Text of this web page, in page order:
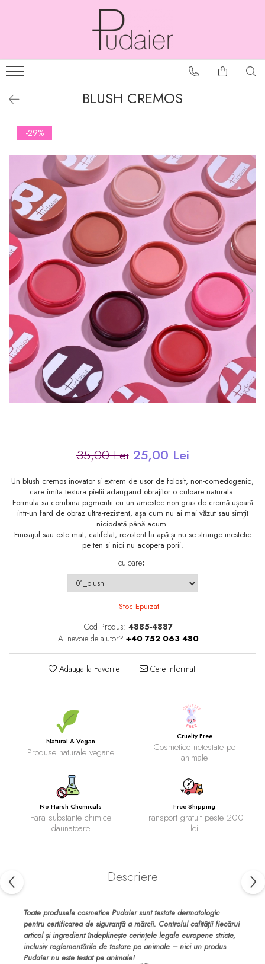
BLUSH CREMOS
-29%
35,00 Lei 25,00 Lei
Un blush cremos inovator si extrem de usor de folosit, non-comedogenic,
care imita textura pielii adaugand obrajilor o culoare naturala.
Formula sa combina pigmentii cu un amestec non-gras de cremă ușoară
intr-un fard de obraz ultra-rezistent, așa cum nu ai mai văzut sau simțit
niciodată până acum.
Finisajul sau este mat, catifelat, rezistent la apă și nu se strange inestetic
pe ten si nici nu acopera porii.
culoare:
Stoc Epuizat
Cod Produs: 4885-4887
Ai nevoie de ajutor? +40 752 063 480
Adauga la Favorite Cere informatii
Natural & Vegan
Produse naturale vegane
Cruelty Free
Cosmetice netestate pe
animale
No Harsh Chemicals
Fara substante chimice
daunatoare
Free Shipping
Transport gratuit peste 200
lei
Descriere
Toate produsele cosmetice Pudaier sunt testate dermatologic
pentru certificarea de siguranță a mărcii. Controlul calității fiecărui
articol și ingredient îndeplinește cerințele legale europene stricte,
inclusiv reglementările de testare pe animale – nici un produs
Pudaier nu este testat pe animale!